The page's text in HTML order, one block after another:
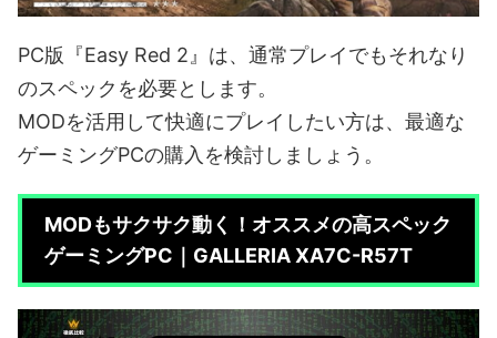
PC版『Easy Red 2』は、通常プレイでもそれなり
のスペックを必要とします。
MODを活用して快適にプレイしたい方は、最適な
ゲーミングPCの購入を検討しましょう。
MODもサクサク動く！オススメの高スペック
ゲーミングPC｜GALLERIA XA7C-R57T